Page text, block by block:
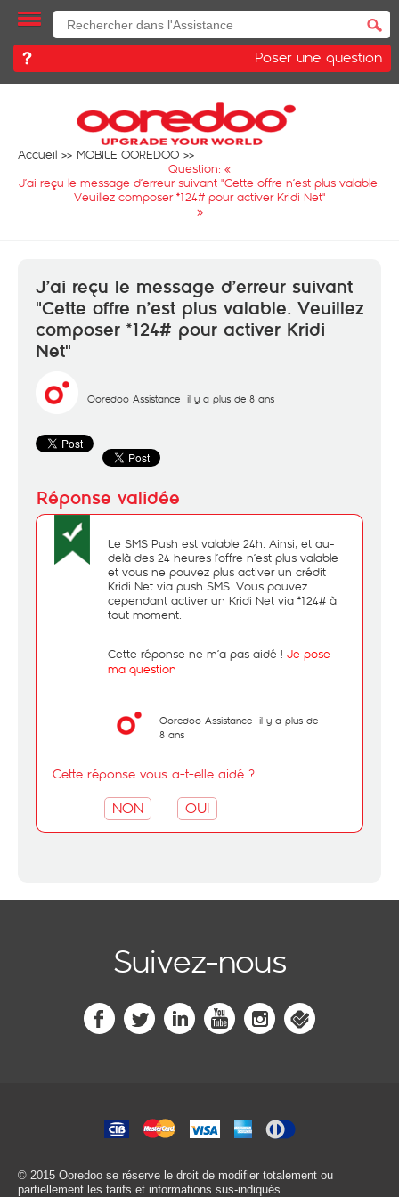
Poser une question
Accueil
MOBILE OOREDOO
Question: «
J’ai reçu le message d’erreur suivant "Cette offre n’est plus valable.
Veuillez composer *124# pour activer Kridi Net"
»
J’ai reçu le message d’erreur suivant
"Cette offre n’est plus valable. Veuillez
composer *124# pour activer Kridi
Net"
Ooredoo Assistance il y a plus de 8 ans
Le SMS Push est valable 24h. Ainsi, et au-
delà des 24 heures l’offre n’est plus valable
et vous ne pouvez plus activer un crédit
Kridi Net via push SMS. Vous pouvez
cependant activer un Kridi Net via *124# à
tout moment.
Cette réponse ne m’a pas aidé ! Je pose
ma question
Ooredoo Assistance il y a plus de
8 ans
Cette réponse vous a-t-elle aidé ?
NON OUI
Suivez-nous
© 2015 Ooredoo se réserve le droit de modifier totalement ou
partiellement les tarifs et informations sus-indiqués